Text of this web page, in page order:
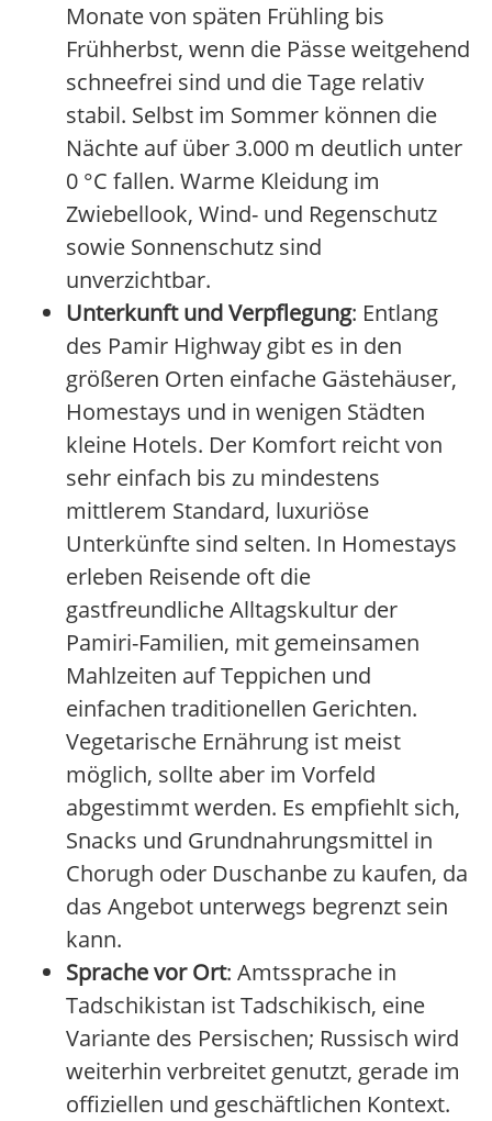
Monate von späten Frühling bis
Frühherbst, wenn die Pässe weitgehend
schneefrei sind und die Tage relativ
stabil. Selbst im Sommer können die
Nächte auf über 3.000 m deutlich unter
0 °C fallen. Warme Kleidung im
Zwiebellook, Wind- und Regenschutz
sowie Sonnenschutz sind
unverzichtbar.
Unterkunft und Verpflegung: Entlang
des Pamir Highway gibt es in den
größeren Orten einfache Gästehäuser,
Homestays und in wenigen Städten
kleine Hotels. Der Komfort reicht von
sehr einfach bis zu mindestens
mittlerem Standard, luxuriöse
Unterkünfte sind selten. In Homestays
erleben Reisende oft die
gastfreundliche Alltagskultur der
Pamiri-Familien, mit gemeinsamen
Mahlzeiten auf Teppichen und
einfachen traditionellen Gerichten.
Vegetarische Ernährung ist meist
möglich, sollte aber im Vorfeld
abgestimmt werden. Es empfiehlt sich,
Snacks und Grundnahrungsmittel in
Chorugh oder Duschanbe zu kaufen, da
das Angebot unterwegs begrenzt sein
kann.
Sprache vor Ort: Amtssprache in
Tadschikistan ist Tadschikisch, eine
Variante des Persischen; Russisch wird
weiterhin verbreitet genutzt, gerade im
offiziellen und geschäftlichen Kontext.